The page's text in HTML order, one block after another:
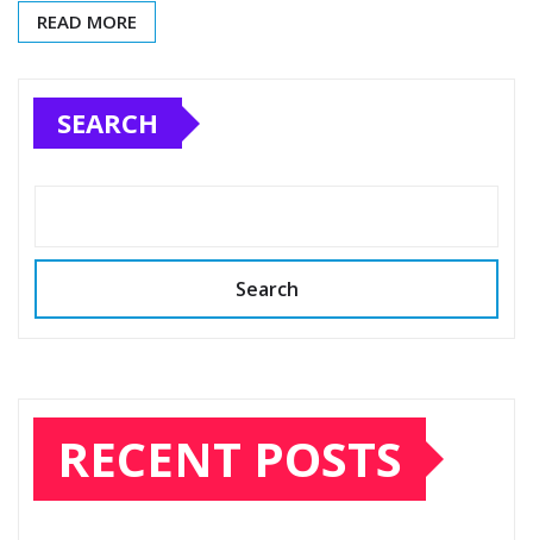
READ MORE
SEARCH
Search
RECENT POSTS